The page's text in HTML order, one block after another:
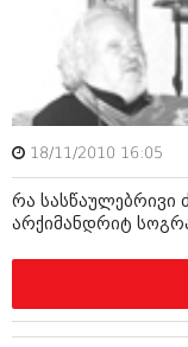
ინტერვიუები
ამბები
საზოგადოება
მოდი,
ინტერვიუები
საზოგადოება
მოდი,
მოდა + დიზაინი
სპორტი
18/11/2010 16:05
რა სასწაულებრივი
არქიმანდრიტ